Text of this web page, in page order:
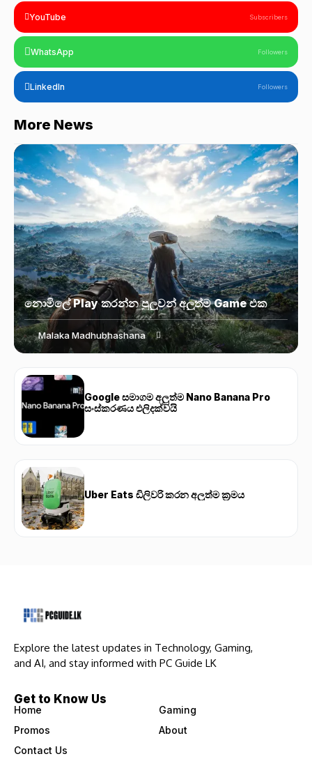
YouTube Subscribers
WhatsApp Followers
LinkedIn Followers
More News
නොමිලේ Play කරන්න පුලුවන් අලුත්ම Game එක
Malaka Madhubhashana
Google සමාගම අලුත්ම Nano Banana Pro
සංස්කරණය එලිදක්වයි
Uber Eats ඩිලිවරි කරන අලුත්ම ක්‍රමය
Explore the latest updates in Technology, Gaming,
and AI, and stay informed with PC Guide LK
Get to Know Us
Home
Gaming
Promos
About
Contact Us